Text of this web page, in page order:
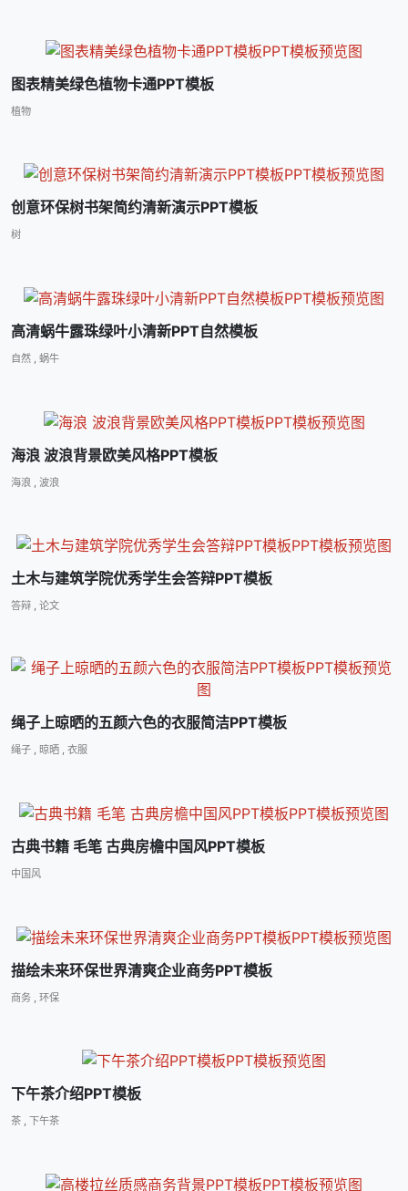
图表精美绿色植物卡通PPT模板
植物
创意环保树书架简约清新演示PPT模板
树
高清蜗牛露珠绿叶小清新PPT自然模板
自然 , 蜗牛
海浪 波浪背景欧美风格PPT模板
海浪 波浪
土木与建筑学院优秀学生会答辩PPT模板
答辩 , 论文
绳子上晾晒的五颜六色的衣服简洁PPT模板
绳子 , 晾晒 , 衣服
古典书籍 毛笔 古典房檐中国风PPT模板
中国风
描绘未来环保世界清爽企业商务PPT模板
商务 环保
下午茶介绍PPT模板
茶 , 下午茶